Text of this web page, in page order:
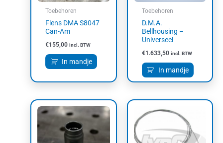
Toebehoren
Flens DMA S8047
Can-Am
€155,00 incl. BTW
In mandje
Toebehoren
D.M.A.
Bellhousing –
Universeel
€1.633,50 incl. BTW
In mandje